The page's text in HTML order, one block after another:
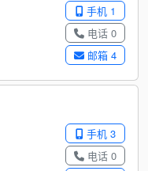
手机 1
电话 0
邮箱 4
手机 3
电话 0